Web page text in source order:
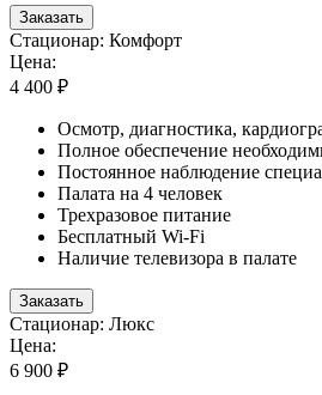
Заказать
Стационар: Комфорт
Цена:
4 400 ₽
Осмотр, диагностика,
Полное обеспечение
Постоянное наблюдение
Палата на 4 человек
Трехразовое питание
Бесплатный Wi-Fi
Наличие телевизора в палате
Заказать
Стационар: Люкс
Цена:
6 900 ₽